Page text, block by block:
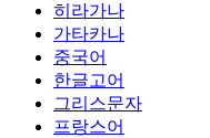
히라가나
가타카나
중국어
한글고어
그리스문자
프랑스어